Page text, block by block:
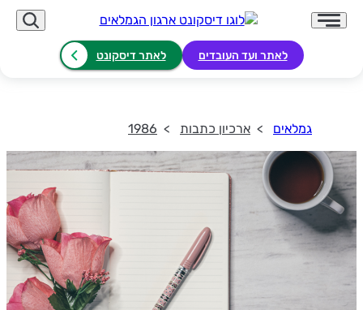
לאתר ועד העובדים לאתר דיסקונט
גמלאים ארכיון כתבות 1986